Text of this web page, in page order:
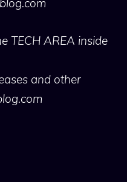
TECH AREA inside
and other